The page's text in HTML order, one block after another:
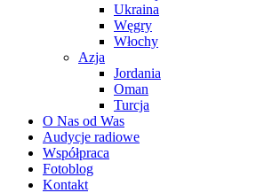
Ukraina
Węgry
Włochy
Azja
Jordania
Oman
Turcja
O Nas od Was
Audycje radiowe
Współpraca
Fotoblog
Kontakt